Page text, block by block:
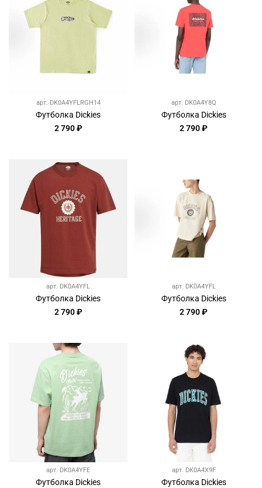
арт. DK0A4YFLRGH14
Футболка Dickies
2 790 ₽
арт. DK0A4Y8Q
Футболка Dickies
2 790 ₽
арт. DK0A4YFL
Футболка Dickies
2 790 ₽
арт. DK0A4YFL
Футболка Dickies
2 790 ₽
арт. DK0A4YFE
Футболка Dickies
арт. DK0A4X9F
Футболка Dickies